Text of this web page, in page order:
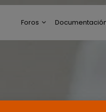
Foros
Encuestas